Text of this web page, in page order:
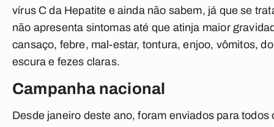
vírus C da Hepatite e ainda não sabem, já que se
não apresenta sintomas até que atinja maior
cansaço, febre, mal-estar, tontura, enjoo, vômitos,
escura e fezes claras.
Campanha nacional
Desde janeiro deste ano, foram enviados para